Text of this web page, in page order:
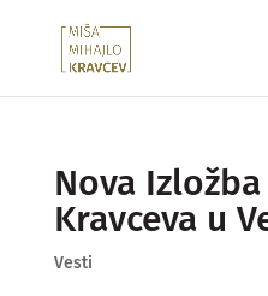
Nova
Kravceva u
Vesti